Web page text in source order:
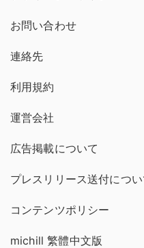
お問い合わせ
連絡先
利用規約
運営会社
広告掲載について
プレスリリース送付につい
コンテンツポリシー
michill 繁體中文版